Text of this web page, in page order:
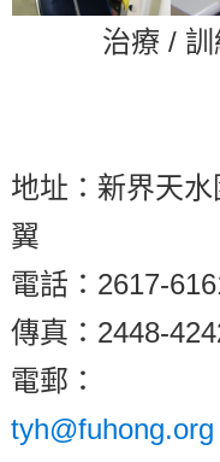
治療 /
地址：新界天
翼
電話：2617-
傳真：2448-
電郵：
tyh@fuhong.org